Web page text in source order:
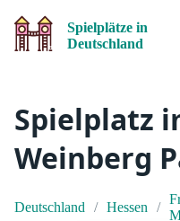
Spielplätze in
Deutschland
Spielplatz
Weinberg
Deutschland Hessen